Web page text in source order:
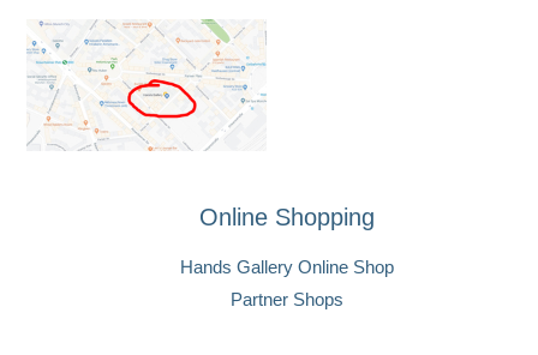
Online Shopping
Hands Gallery Online Shop
Partner Shops